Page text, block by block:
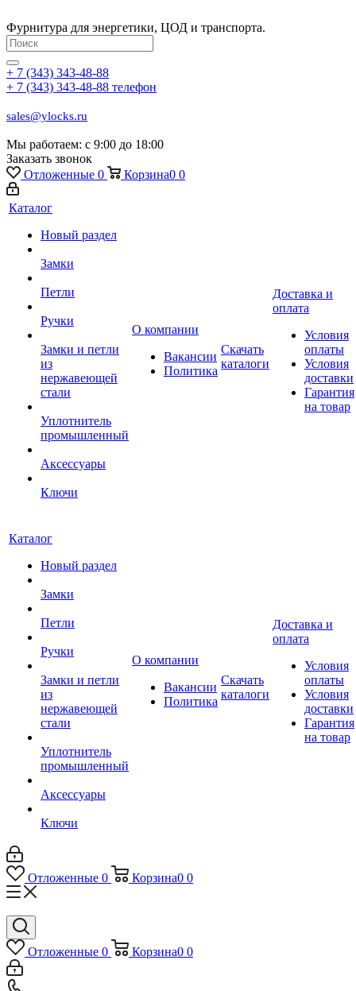
Фурнитура для энергетики, ЦОД и транспорта.
+ 7 (343) 343-48-88
+ 7 (343) 343-48-88 телефон
sales@ylocks.ru
Мы работаем: с 9:00 до 18:00
Заказать звонок
Отложенные 0 Корзина0 0
Каталог
Новый раздел
Замки
Петли
Ручки
Замки и петли
из
нержавеющей
стали
Уплотнитель
промышленный
Аксессуары
Ключи
О компании
Вакансии
Политика
Скачать
каталоги
Доставка и
оплата
Условия
оплаты
Условия
доставки
Гарантия
на товар
Каталог
Новый раздел
Замки
Петли
Ручки
Замки и петли
из
нержавеющей
стали
Уплотнитель
промышленный
Аксессуары
Ключи
О компании
Вакансии
Политика
Скачать
каталоги
Доставка и
оплата
Условия
оплаты
Условия
доставки
Гарантия
на товар
Отложенные 0 Корзина0 0
Отложенные 0 Корзина0 0